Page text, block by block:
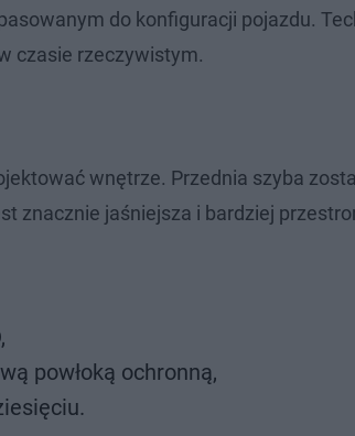
do konfiguracji pojazdu.
czasie rzeczywistym.
wnętrze. Przednia szyba
znacznie jaśniejsza i bardziej
powłoką ochronną,